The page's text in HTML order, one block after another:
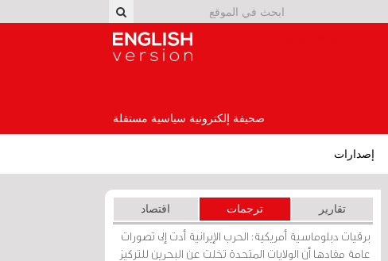
صحيفة إلكترونية سياسية مستقلة
إصدارات
تقارير ترجمات اقتصاد
برقيات دبلوماسية أمريكية: الحرب الإيرانية أدت إلى تصورات
عامة مفادها أن الولايات المتحدة تخلت عن البحرين للتركيز